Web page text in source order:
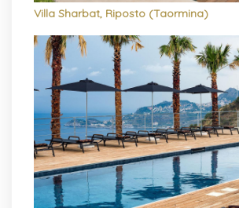
Villa Sharbat, Riposto (Taormina)